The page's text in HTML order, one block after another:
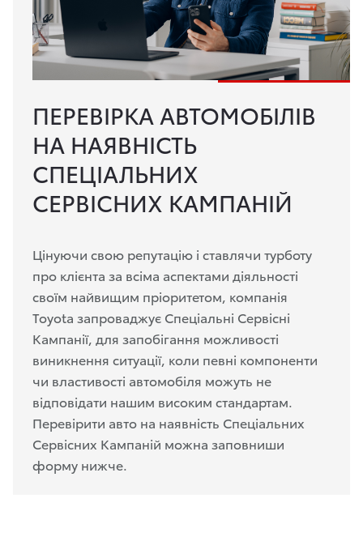
ПЕРЕВІРКА АВТОМОБІЛІВ
НА НАЯВНІСТЬ
СПЕЦІАЛЬНИХ
СЕРВІСНИХ КАМПАНІЙ
Цінуючи свою репутацію і ставлячи турботу
про клієнта за всіма аспектами діяльності
своїм найвищим пріоритетом, компанія
Toyota запроваджує Спеціальні Сервісні
Кампанії, для запобігання можливості
виникнення ситуації, коли певні компоненти
чи властивості автомобіля можуть не
відповідати нашим високим стандартам.
Перевірити авто на наявність Спеціальних
Сервісних Кампаній можна заповниши
форму нижче.